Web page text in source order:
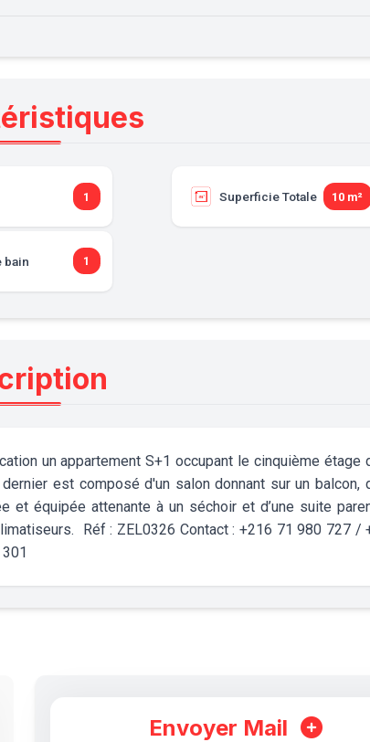
1
bain 1
Superficie Totale 10 m²
un appartement S+1 occupant le cinquième étage
est composé d'un salon donnant sur un balcon,
et équipée attenante à un séchoir et d’une suite
Réf : ZEL0326 Contact : +216 71 980 727 /
Envoyer Mail